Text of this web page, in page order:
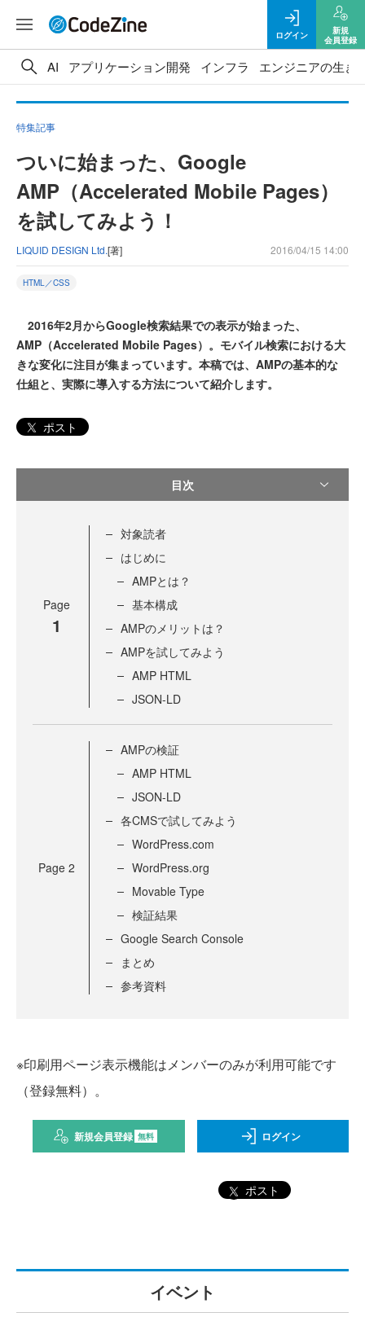
ログイン
新規
会員登録
AI アプリケーション開発 インフラ エンジニアの生き
特集記事
ついに始まった、Google
AMP（Accelerated Mobile Pages）
を試してみよう！
LIQUID DESIGN Ltd.[著] 2016/04/15 14:00
HTML／CSS
2016年2月からGoogle検索結果での表示が始まった、
AMP（Accelerated Mobile Pages）。モバイル検索における大
きな変化に注目が集まっています。本稿では、AMPの基本的な
仕組と、実際に導入する方法について紹介します。
ポスト
目次
Page
1
対象読者
はじめに
AMPとは？
基本構成
AMPのメリットは？
AMPを試してみよう
AMP HTML
JSON-LD
Page 2
AMPの検証
AMP HTML
JSON-LD
各CMSで試してみよう
WordPress.com
WordPress.org
Movable Type
検証結果
Google Search Console
まとめ
参考資料
※印刷用ページ表示機能はメンバーのみが利用可能です
（登録無料）。
新規会員登録 無料 ログイン
ポスト
イベント